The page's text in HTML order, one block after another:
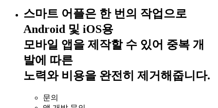
스마트 어플은 한 번의 작업으로
Android 및 iOS용
모바일 앱을 제작할 수 있어 중복 개
발에 따른
노력와 비용을 완전히 제거해줍니다.
문의